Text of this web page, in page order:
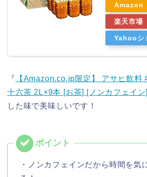
Amazon
楽天市場
Yahooシ
『
【Amazon.co.jp限定】 アサヒ飲料
十六茶 2L×9本 [お茶] [ノンカフェイン]
した味で美味しいです！
・ノンカフェインだから時間を気